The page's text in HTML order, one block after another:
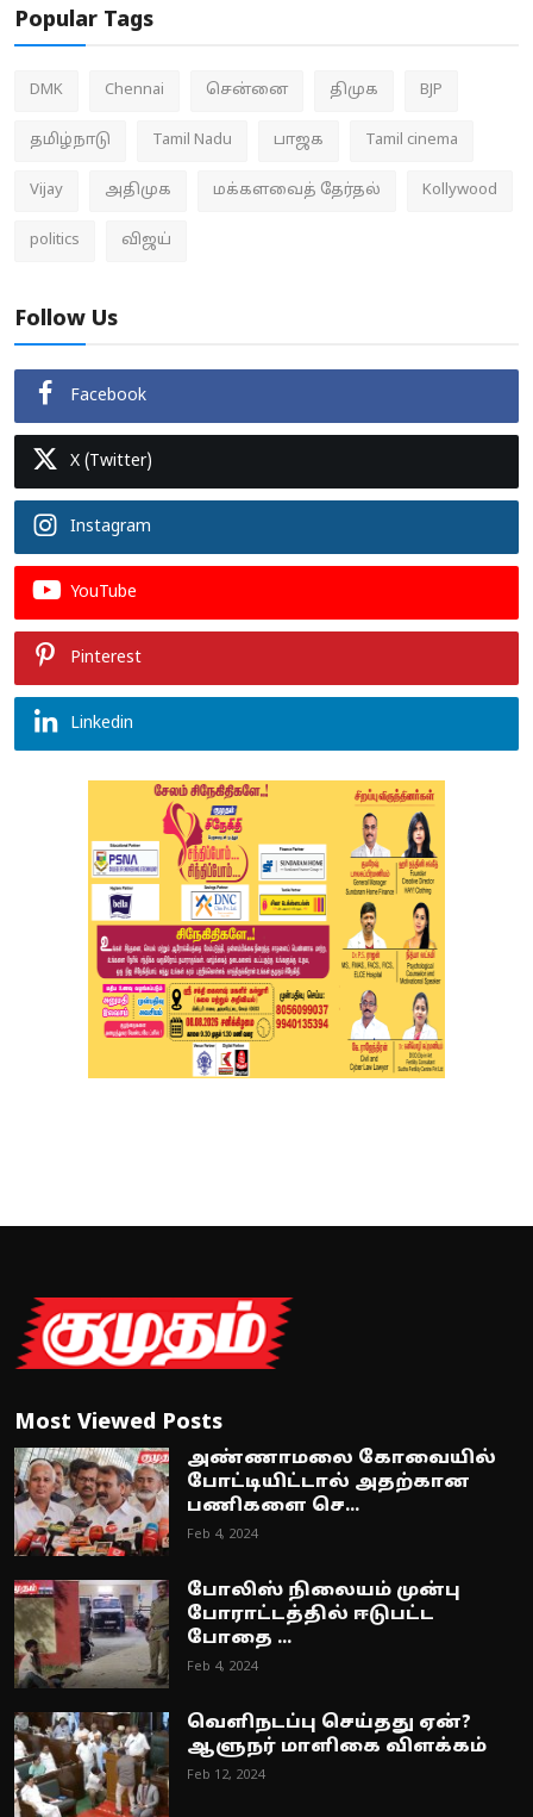
Popular Tags
DMK Chennai சென்னை திமுக BJP
தமிழ்நாடு Tamil Nadu பாஜக Tamil cinema
Vijay அதிமுக மக்களவைத் தேர்தல் Kollywood
politics விஜய்
Follow Us
Facebook
X (Twitter)
Instagram
YouTube
Pinterest
Linkedin
Most Viewed Posts
அண்ணாமலை கோவையில்
போட்டியிட்டால் அதற்கான
பணிகளை செ...
Feb 4, 2024
போலிஸ் நிலையம் முன்பு
போராட்டத்தில் ஈடுபட்ட
போதை ...
Feb 4, 2024
வெளிநடப்பு செய்தது ஏன்?
ஆளுநர் மாளிகை விளக்கம்
Feb 12, 2024